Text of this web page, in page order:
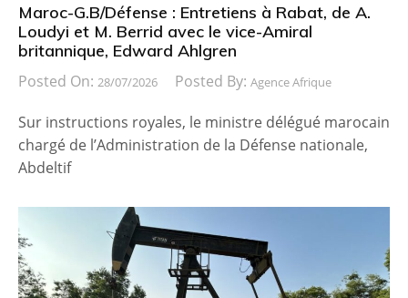
Maroc-G.B/Défense : Entretiens à Rabat, de A.
Loudyi et M. Berrid avec le vice-Amiral
britannique, Edward Ahlgren
Posted On: 28/07/2026 Posted By: Agence Afrique
Sur instructions royales, le ministre délégué marocain
chargé de l’Administration de la Défense nationale,
Abdeltif